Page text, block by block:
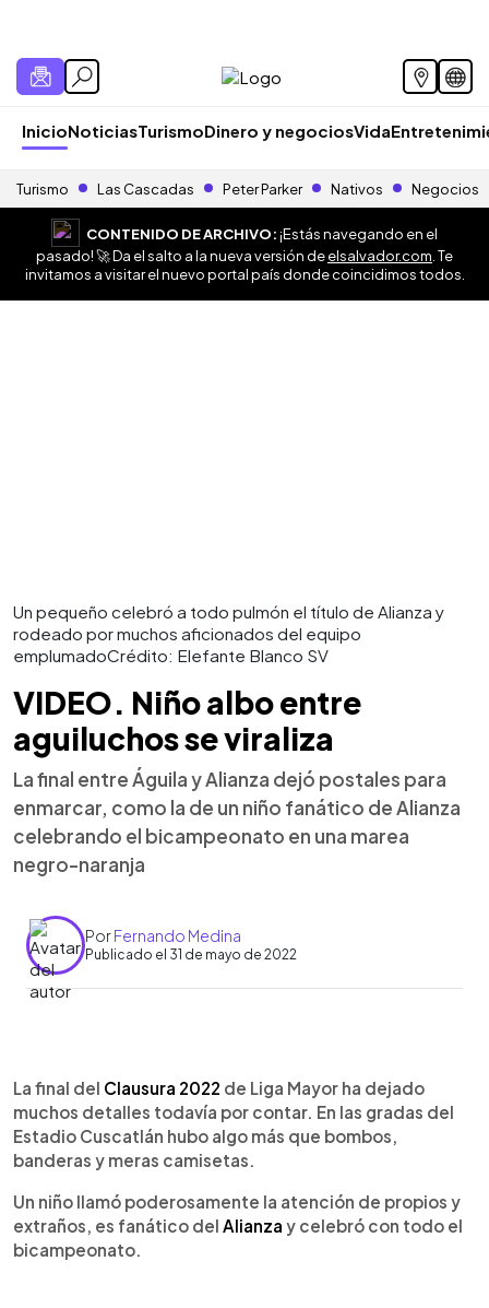
InicioNoticiasTurismoDinero y negociosVida
Turismo Las Cascadas Peter Parker Nativos Negocios
CONTENIDO DE ARCHIVO:¡Estás navegando en el
pasado! 🚀 Da el salto a la nueva versión deelsalvador.com . Te
invitamos a visitar el nuevo portal país donde coincidimos todos.
Un pequeño celebró a todo pulmón el título de Alianza y
rodeado por muchos aficionados del equipo
emplumadoCrédito: Elefante Blanco SV
VIDEO. Niño albo entre
aguiluchos se viraliza
La final entre Águila y Alianza dejó postales para
enmarcar, como la de un niño fanático de Alianza
celebrando el bicampeonato en una marea
negro-naranja
PorFernando Medina
Publicado el 31 de mayo de 2022
► Escuchar artículo
La final del Clausura 2022 de Liga Mayor ha dejado
muchos detalles todavía por contar. En las gradas del
Estadio Cuscatlán hubo algo más que bombos,
banderas y meras camisetas.
Un niño llamó poderosamente la atención de propios y
extraños, es fanático del Alianza y celebró con todo el
bicampeonato.